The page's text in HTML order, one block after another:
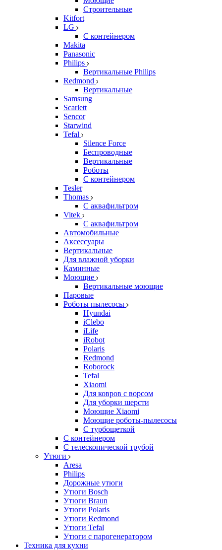
Строительные
Kitfort
LG
С контейнером
Makita
Panasonic
Philips
Вертикальные Philips
Redmond
Вертикальные
Samsung
Scarlett
Sencor
Starwind
Tefal
Silence Force
Беспроводные
Вертикальные
Роботы
С контейнером
Tesler
Thomas
С аквафильтром
Vitek
С аквафильтром
Автомобильные
Аксессуары
Вертикальные
Для влажной уборки
Каминные
Моющие
Вертикальные моющие
Паровые
Роботы пылесосы
Hyundai
iClebo
iLife
iRobot
Polaris
Redmond
Roborock
Tefal
Xiaomi
Для ковров с ворсом
Для уборки шерсти
Моющие Xiaomi
Моющие роботы-пылесосы
С турбощеткой
С контейнером
С телескопической трубой
Утюги
Aresa
Philips
Дорожные утюги
Утюги Bosch
Утюги Braun
Утюги Polaris
Утюги Redmond
Утюги Tefal
Утюги с парогенератором
Техника для кухни